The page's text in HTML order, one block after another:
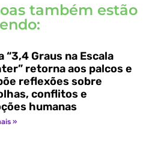
também estão
“3,4 Graus na Escala
retorna aos palcos e
reflexões sobre
conflitos e
humanas
»